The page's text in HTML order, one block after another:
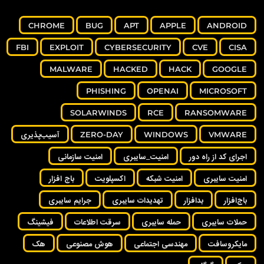
ANDROID
APPLE
APT
BUG
CHROME
CISA
CVE
CYBERSECURITY
EXPLOIT
FBI
GOOGLE
HACK
HACKED
MALWARE
MICROSOFT
OPENAI
PHISHING
RANSOMWARE
RCE
SOLARWINDS
VMWARE
WINDOWS
ZERO-DAY آسیب‌پذیری
اجرای کد از راه دور امنیت_سایبری امنیت سازمانی
امنیت سایبری امنیت شبکه اکسپلویت باج افزار
باج‌افزار بدافزار تهدیدات سایبری جرایم سایبری
حملات سایبری حمله سایبری سرقت اطلاعات فیشینگ
مایکروسافت مهندسی اجتماعی هوش مصنوعی هک